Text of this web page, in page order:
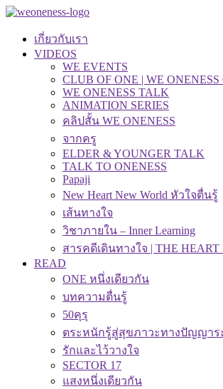
เกี่ยวกับเรา
VIDEOS
WE EVENTS
CLUB OF ONE | WE
WE ONENESS TALK
ANIMATION SERIES
คลิปสั้น WE ONENESS
จากครู
ELDER & YOUNGER TALK
TALK TO ONENESS
Papaji
New Heart New World หัวใจตื่นรู้
เส้นทางใจ
วิชาภายใน – Inner Learning
สารคดีเดินทางใจ | THE HEART
READ
ONE หนึ่งเดียวกัน
บทความตื่นรู้
50คุรุ
ตระหนักรู้สู่สุขภาวะทางปัญญาร
รักและไว้วางใจ
SECTOR 17
แสงหนึ่งเดียวกัน